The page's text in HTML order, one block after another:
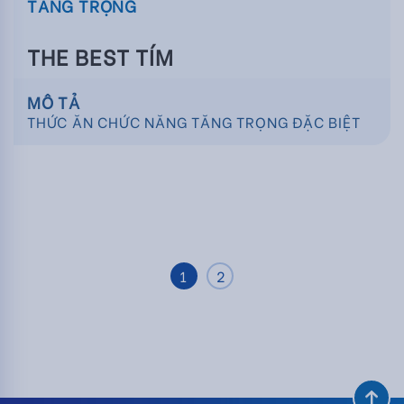
THE BEST TÍM
MÔ TẢ
THỨC ĂN CHỨC NĂNG TĂNG TRỌNG ĐẶC BIỆT
1 2